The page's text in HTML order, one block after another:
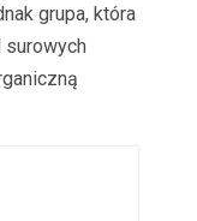
grupa, która
surowych